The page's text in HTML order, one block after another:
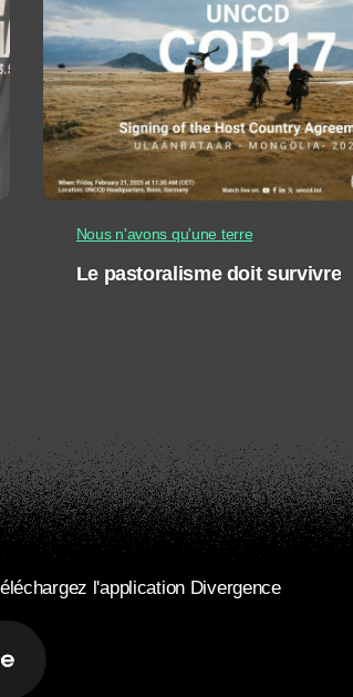
Nous n'avons qu'une terre
Le pastoralisme doit survivre
l'application Divergence